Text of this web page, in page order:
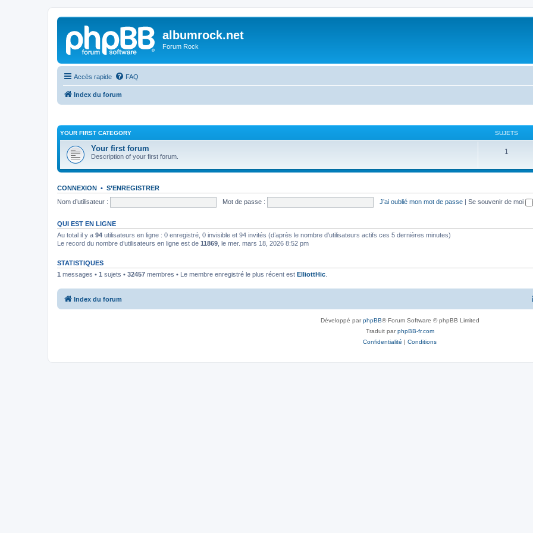
albumrock.net
Forum Rock
Accès rapide FAQ
Index du forum
YOUR FIRST CATEGORY SUJETS
Your first forum
Description of your first forum.
1
CONNEXION • S’ENREGISTRER
Nom d’utilisateur :
Mot de passe : J’ai oublié mon mot de passe | Se souvenir de moi
QUI EST EN LIGNE
Au total il y a 94 utilisateurs en ligne : 0 enregistré, 0 invisible et 94 invités (d’après le nombre d’utilisateurs actifs ces 5 dernières minutes)
Le record du nombre d’utilisateurs en ligne est de 11869 , le mer. mars 18, 2026 8:52 pm
STATISTIQUES
1 messages • 1 sujets • 32457 membres • Le membre enregistré le plus récent est ElliottHic
Index du forum
Développé parphpBB® Forum Software © phpBB Limited
Traduit parphpBB-fr.com
Confidentialité | Conditions